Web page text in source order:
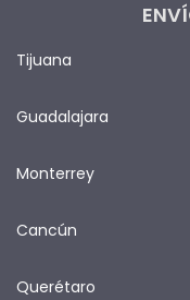
Tijuana
Guadalajara
Monterrey
Cancún
Querétaro